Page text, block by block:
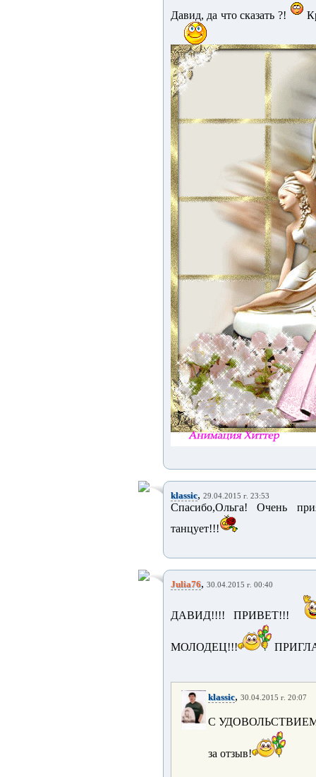
Давид, да что сказать ?!
klassic, 29.04.2015 г. 23:53
Спасибо,Ольга! Очень
танцует!!!
Julia76, 30.04.2015 г. 00:40
ДАВИД!!!! ПРИВЕТ!!!
МОЛОДЕЦ!!!
klassic, 30.04.2015 г. 20:07
С
за отзыв!